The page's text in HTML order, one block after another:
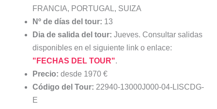
FRANCIA, PORTUGAL, SUIZA
Nº de días del tour: 13
Dia de salida del tour: Jueves. Consultar salidas
disponibles en el siguiente link o enlace:
"FECHAS DEL TOUR".
Precio: desde 1970 €
Código del Tour: 22940-13000J000-04-LISCDG-
E